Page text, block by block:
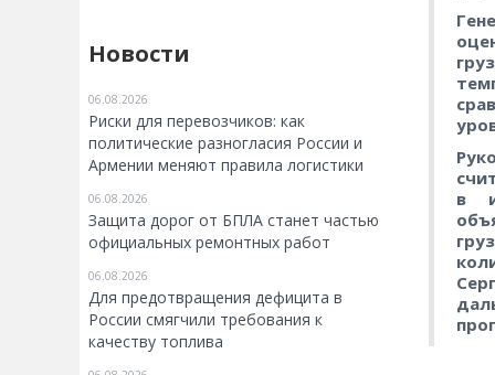
Новости
06.08.2026
Риски для перевозчиков: как
политические разногласия России и
Армении меняют правила логистики
06.08.2026
Защита дорог от БПЛА станет частью
официальных ремонтных работ
06.08.2026
Для предотвращения дефицита в
России смягчили требования к
качеству топлива
в